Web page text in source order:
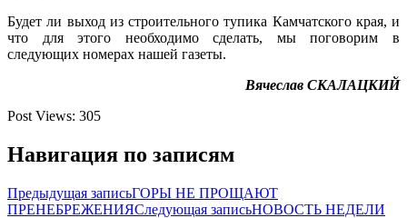
Будет ли выход из строительного тупика Камчатского края, и
что для этого необходимо сделать, мы поговорим в
следующих номерах нашей газеты.
Вячеслав СКАЛАЦКИЙ
Post Views: 305
Навигация по записям
Предыдущая записьГОРЫ НЕ ПРОЩАЮТ
ПРЕНЕБРЕЖЕНИЯСледующая записьНОВОСТЬ НЕДЕЛИ